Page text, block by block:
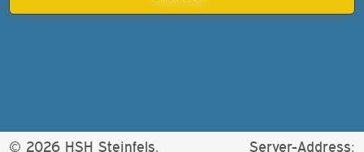
© 2026 HSH Steinfels. Server-Address: